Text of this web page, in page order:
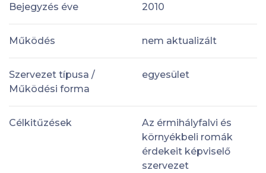
Bejegyzés éve 2010
Működés nem aktualizált
Szervezet típusa /
Működési forma
egyesület
Célkitűzések
Az érmihályfalvi és
környékbeli romák
érdekeit képviselő
szervezet